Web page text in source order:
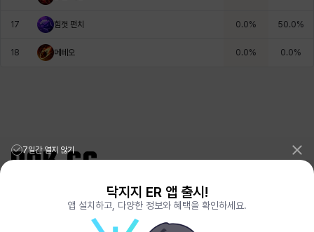
17 힘껏 펀치 0.0% 50.0%
18 메테오 0.0% 0.0%
리그오브레전드 전적검색 포로지지PORO.GG
전략적팀전투 TFT 전적검색 롤체지지 LOLCHESS.GG
메이플스토리 종합통계MAPLE.GG
7일간 열지 않기
닥지지 ER 앱 출시!
앱 설치하고, 다양한 정보와 혜택을 확인하세요.